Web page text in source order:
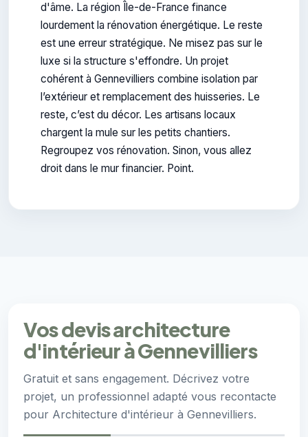
d'âme. La région Île-de-France finance
lourdement la rénovation énergétique. Le reste
est une erreur stratégique. Ne misez pas sur le
luxe si la structure s'effondre. Un projet
cohérent à Gennevilliers combine isolation par
l’extérieur et remplacement des huisseries. Le
reste, c’est du décor. Les artisans locaux
chargent la mule sur les petits chantiers.
Regroupez vos rénovation. Sinon, vous allez
droit dans le mur financier. Point.
Vos devis architecture
d'intérieur à Gennevilliers
Gratuit et sans engagement. Décrivez votre
projet, un professionnel adapté vous recontacte
pour Architecture d'intérieur à Gennevilliers.